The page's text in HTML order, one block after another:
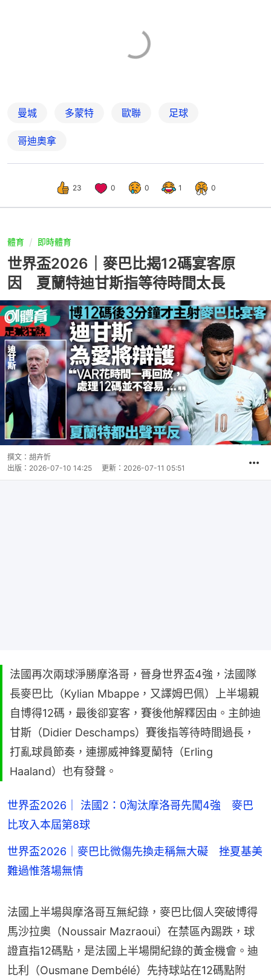
曼城 多蒙特 歐聯 足球
哥迪奧拿
23 0 0 1 0
體育 即時體育
世界盃2026｜麥巴比揭12碼宴客原
因 夏蘭特迪甘斯指等待時間太長
撰文： 胡卉忻
出版： 2026-07-10 14:25 更新： 2026-07-11 05:51
法國再次兩球淨勝摩洛哥，晉身世界盃4強，法國隊
長麥巴比（Kylian Mbappe，又譯姆巴佩）上半場親
自博得12碼，最後卻宴客，賽後他解釋因由。主帥迪
甘斯（Didier Deschamps）賽後指等待時間過長，
打亂球員節奏，連挪威神鋒夏蘭特（Erling
Haaland）也有發聲。
世界盃2026｜ 法國2：0淘汰摩洛哥先闖4強 麥巴
比攻入本屆第8球
世界盃2026｜麥巴比微傷先換走稱無大礙 挫夏基美
難過惟落場無情
法國上半場與摩洛哥互無紀錄，麥巴比個人突破博得
馬沙拉奧（Noussair Mazraoui）在禁區內踢跌，球
證直指12碼點，是法國上半場開紀錄的黃金機會。迪
比利（Ousmane Dembélé）先持球站在12碼點附